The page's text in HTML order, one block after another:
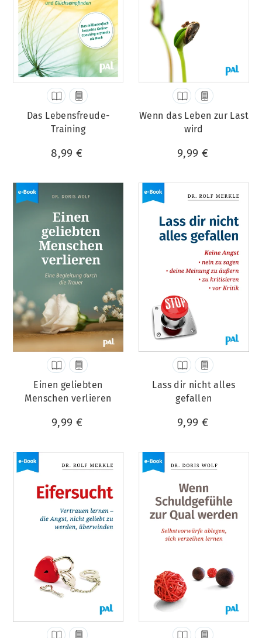
Das Lebensfreude-
Training
8,99 €
Wenn das Leben zur Last
wird
9,99 €
Einen geliebten
Menschen verlieren
9,99 €
Lass dir nicht alles
gefallen
9,99 €